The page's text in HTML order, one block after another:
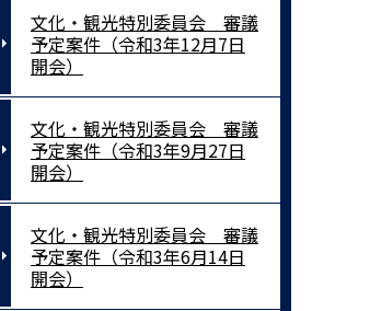
文化・観光特別委員会 審議
予定案件（令和3年12月7日
開会）
文化・観光特別委員会 審議
予定案件（令和3年9月27日
開会）
文化・観光特別委員会 審議
予定案件（令和3年6月14日
開会）